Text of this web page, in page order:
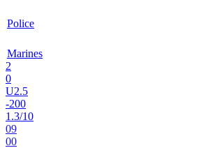
Police
Marines
2
0
U2.5
-200
1.3/10
09
00